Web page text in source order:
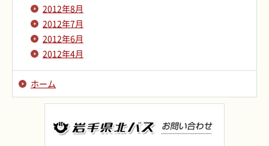
2012年8月
2012年7月
2012年6月
2012年4月
ホーム